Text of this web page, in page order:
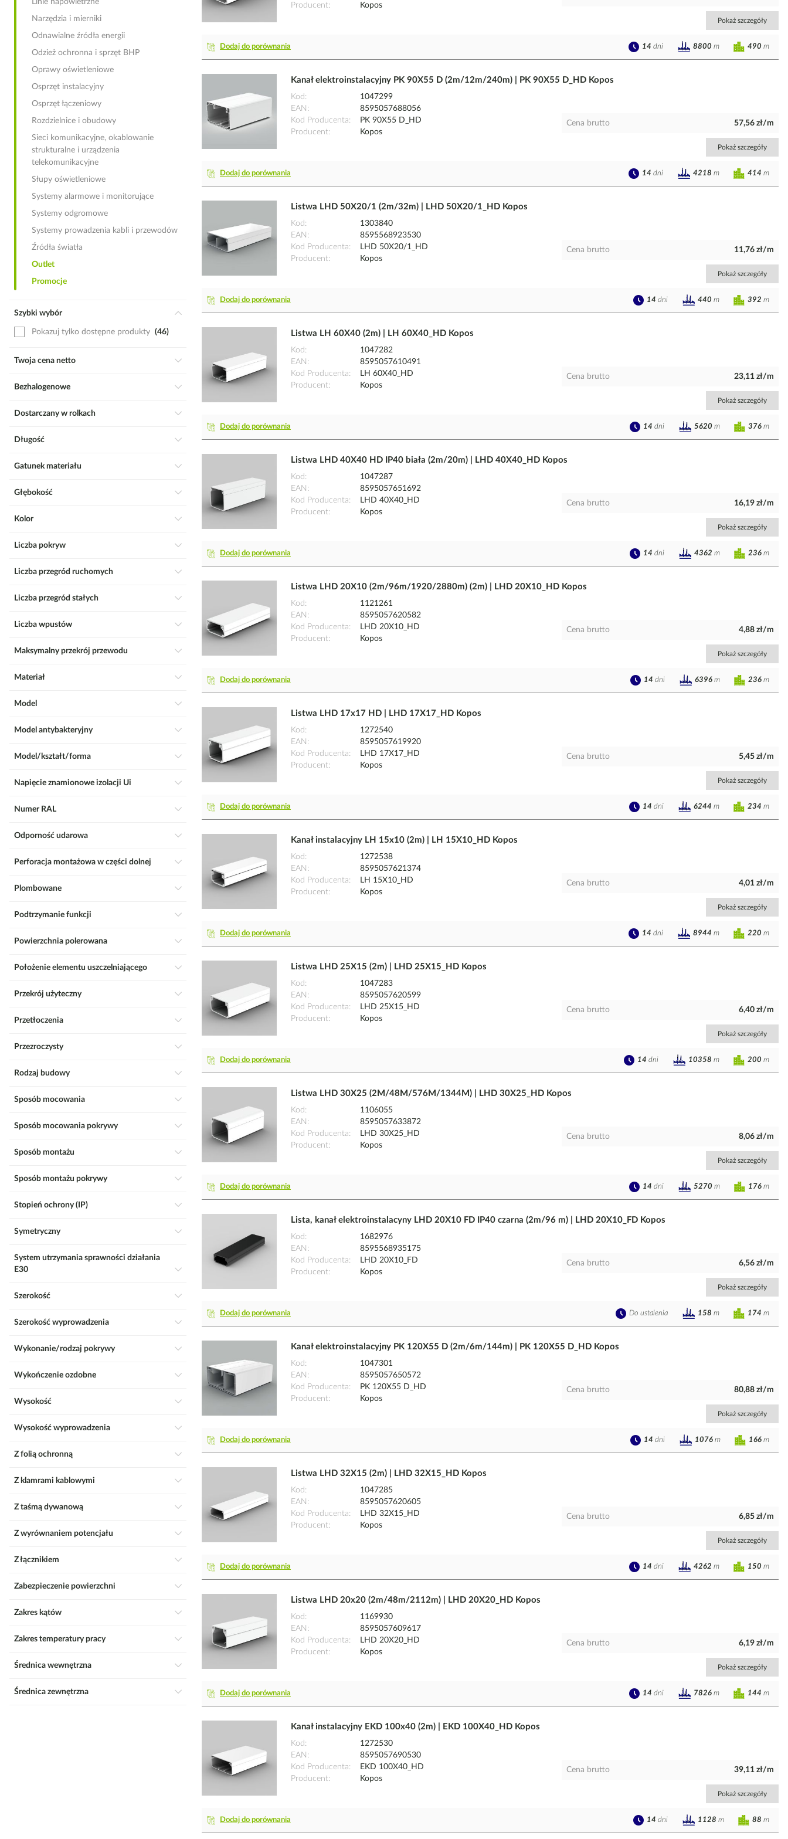
Producent
Kopos
Pokaż szczegóły
Dodaj do porównania 490 m
14 dni 8800 m
Kanał elektroinstalacyjny PK 90X55 D (2m/12m/240m) | PK 90X55 D_HD Kopos
Kod
1047299
EAN
8595057688056
Kod Producenta
PK 90X55 D_HD
Producent
Kopos
Cena brutto 57,56 zł/m
Pokaż szczegóły
Dodaj do porównania 414 m
14 dni 4218 m
Listwa LHD 50X20/1 (2m/32m) | LHD 50X20/1_HD Kopos
Kod
1303840
EAN
8595568923530
Kod Producenta
LHD 50X20/1_HD
Producent
Kopos
Cena brutto 11,76 zł/m
Pokaż szczegóły
Dodaj do porównania 392 m
14 dni 440 m
Listwa LH 60X40 (2m) | LH 60X40_HD Kopos
Kod
1047282
EAN
8595057610491
Kod Producenta
LH 60X40_HD
Producent
Kopos
Cena brutto 23,11 zł/m
Pokaż szczegóły
Dodaj do porównania 376 m
14 dni 5620 m
Listwa LHD 40X40 HD IP40 biała (2m/20m) | LHD 40X40_HD Kopos
Kod
1047287
EAN
8595057651692
Kod Producenta
LHD 40X40_HD
Producent
Kopos
Cena brutto 16,19 zł/m
Pokaż szczegóły
Dodaj do porównania 236 m
14 dni 4362 m
Listwa LHD 20X10 (2m/96m/1920/2880m) (2m) | LHD 20X10_HD Kopos
Kod
1121261
EAN
8595057620582
Kod Producenta
LHD 20X10_HD
Producent
Kopos
Cena brutto 4,88 zł/m
Pokaż szczegóły
Dodaj do porównania 236 m
14 dni 6396 m
Listwa LHD 17x17 HD | LHD 17X17_HD Kopos
Kod
1272540
EAN
8595057619920
Kod Producenta
LHD 17X17_HD
Producent
Kopos
Cena brutto 5,45 zł/m
Pokaż szczegóły
Dodaj do porównania 234 m
14 dni 6244 m
Kanał instalacyjny LH 15x10 (2m) | LH 15X10_HD Kopos
Kod
1272538
EAN
8595057621374
Kod Producenta
LH 15X10_HD
Producent
Kopos
Cena brutto 4,01 zł/m
Pokaż szczegóły
Dodaj do porównania 220 m
14 dni 8944 m
Listwa LHD 25X15 (2m) | LHD 25X15_HD Kopos
Kod
1047283
EAN
8595057620599
Kod Producenta
LHD 25X15_HD
Producent
Kopos
Cena brutto 6,40 zł/m
Pokaż szczegóły
Dodaj do porównania 200 m
14 dni 10358 m
Listwa LHD 30X25 (2M/48M/576M/1344M) | LHD 30X25_HD Kopos
Kod
1106055
EAN
8595057633872
Kod Producenta
LHD 30X25_HD
Producent
Kopos
Cena brutto 8,06 zł/m
Pokaż szczegóły
Dodaj do porównania 176 m
14 dni 5270 m
Lista, kanał elektroinstalacyny LHD 20X10 FD IP40 czarna (2m/96 m) | LHD 20X10_FD Kopos
Kod
1682976
EAN
8595568935175
Kod Producenta
LHD 20X10_FD
Producent
Kopos
Cena brutto 6,56 zł/m
Pokaż szczegóły
Dodaj do porównania 174 m
Do ustalenia 158 m
Kanał elektroinstalacyjny PK 120X55 D (2m/6m/144m) | PK 120X55 D_HD Kopos
Kod
1047301
EAN
8595057650572
Kod Producenta
PK 120X55 D_HD
Producent
Kopos
Cena brutto 80,88 zł/m
Pokaż szczegóły
Dodaj do porównania 166 m
14 dni 1076 m
Listwa LHD 32X15 (2m) | LHD 32X15_HD Kopos
Kod
1047285
EAN
8595057620605
Kod Producenta
LHD 32X15_HD
Producent
Kopos
Cena brutto 6,85 zł/m
Pokaż szczegóły
Dodaj do porównania 150 m
14 dni 4262 m
Listwa LHD 20x20 (2m/48m/2112m) | LHD 20X20_HD Kopos
Kod
1169930
EAN
8595057609617
Kod Producenta
LHD 20X20_HD
Producent
Kopos
Cena brutto 6,19 zł/m
Pokaż szczegóły
Dodaj do porównania 144 m
14 dni 7826 m
Kanał instalacyjny EKD 100x40 (2m) | EKD 100X40_HD Kopos
Kod
1272530
EAN
8595057690530
Kod Producenta
EKD 100X40_HD
Producent
Kopos
Cena brutto 39,11 zł/m
Pokaż szczegóły
Dodaj do porównania 88 m
14 dni 1128 m
Linie napowietrzne
Narzędzia i mierniki
Odnawialne źródła energii
Odzież ochronna i sprzęt BHP
Oprawy oświetleniowe
Osprzęt instalacyjny
Osprzęt łączeniowy
Rozdzielnice i obudowy
Sieci komunikacyjne, okablowanie
strukturalne i urządzenia
telekomunikacyjne
Słupy oświetleniowe
Systemy alarmowe i monitorujące
Systemy odgromowe
Systemy prowadzenia kabli i przewodów
Źródła światła
Outlet
Promocje
Szybki wybór
Pokazuj tylko dostępne produkty 46
Twoja cena netto
Bezhalogenowe
Dostarczany w rolkach
Długość
Gatunek materiału
Głębokość
Kolor
Liczba pokryw
Liczba przegród ruchomych
Liczba przegród stałych
Liczba wpustów
Maksymalny przekrój przewodu
Materiał
Model
Model antybakteryjny
Model/kształt/forma
Napięcie znamionowe izolacji Ui
Numer RAL
Odporność udarowa
Perforacja montażowa w części dolnej
Plombowane
Podtrzymanie funkcji
Powierzchnia polerowana
Położenie elementu uszczelniającego
Przekrój użyteczny
Przetłoczenia
Przezroczysty
Rodzaj budowy
Sposób mocowania
Sposób mocowania pokrywy
Sposób montażu
Sposób montażu pokrywy
Stopień ochrony (IP)
Symetryczny
System utrzymania sprawności działania
E30
Szerokość
Szerokość wyprowadzenia
Wykonanie/rodzaj pokrywy
Wykończenie ozdobne
Wysokość
Wysokość wyprowadzenia
Z folią ochronną
Z klamrami kablowymi
Z taśmą dywanową
Z wyrównaniem potencjału
Z łącznikiem
Zabezpieczenie powierzchni
Zakres kątów
Zakres temperatury pracy
Średnica wewnętrzna
Średnica zewnętrzna